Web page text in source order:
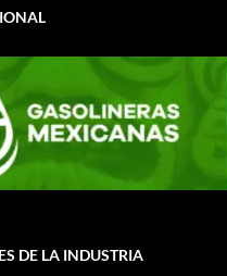
DE LA INDUSTRIA